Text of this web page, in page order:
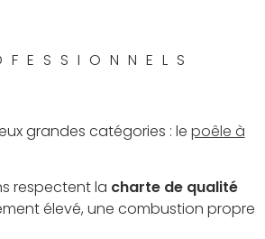
grandes catégories : le poêle à
respectent la charte de qualité
élevé, une combustion propre